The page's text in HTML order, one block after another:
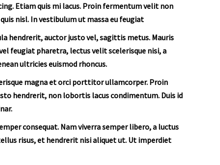
Etiam quis mi lacus. Proin fermentum velit non
nisl. In vestibulum ut massa eu feugiat
hendrerit, auctor justo vel, sagittis metus. Mauris
feugiat pharetra, lectus velit scelerisque nisi, a
ultricies euismod rhoncus.
magna et orci porttitor ullamcorper. Proin
hendrerit, non lobortis lacus condimentum. Duis id
consequat. Nam viverra semper libero, a luctus
risus, et hendrerit nisi aliquet ut. Ut imperdiet